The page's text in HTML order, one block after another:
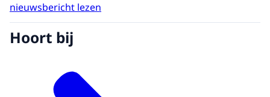
nieuwsbericht lezen
Hoort bij